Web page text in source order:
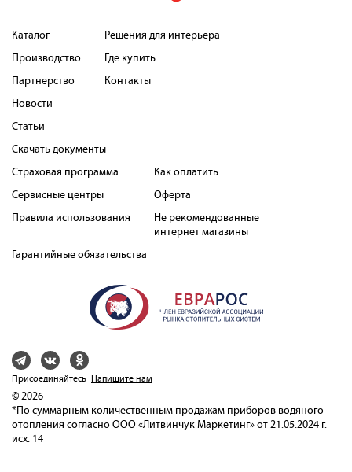
Каталог
Производство
Партнерство
Решения для интерьера
Где купить
Контакты
Новости
Статьи
Скачать документы
Страховая программа
Сервисные центры
Правила использования
Как оплатить
Оферта
Не рекомендованные
интернет магазины
Гарантийные обязательства
Присоединяйтесь Напишите нам
© 2026
*По суммарным количественным продажам приборов водяного
отопления согласно ООО «Литвинчук Маркетинг» от 21.05.2024 г.
исх. 14